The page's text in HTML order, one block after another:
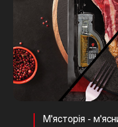
М'ясторія -